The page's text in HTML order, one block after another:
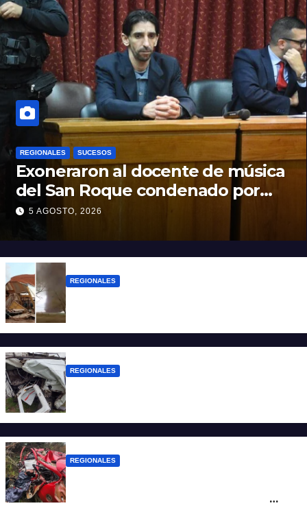
REGIONALES SUCESOS
Exoneraron al docente de música
del San Roque condenado por
abuso sexual infantil
5 AGOSTO, 2026
REGIONALES
REGIONALES
REGIONALES